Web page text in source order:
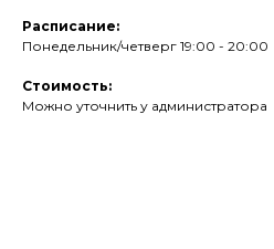
Расписание:
Понедельник/четверг 19:00 - 20:00
Стоимость:
Можно уточнить у администратора